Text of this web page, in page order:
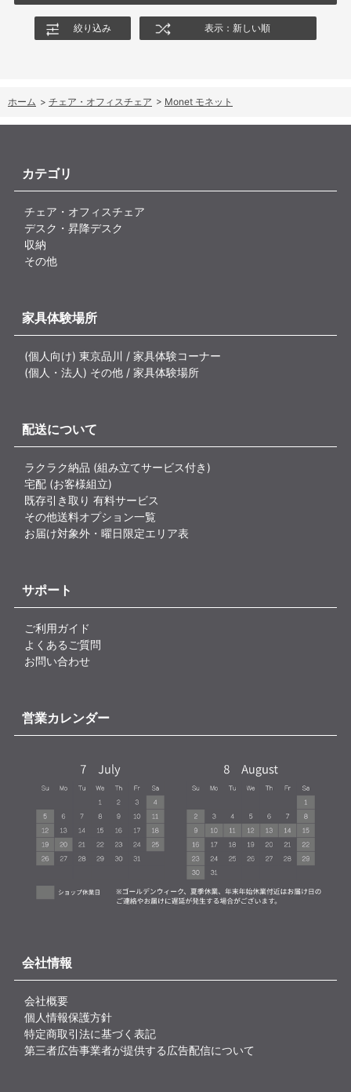
絞り込み 表示：新しい順
ホーム > チェア・オフィスチェア > Monet モネット
カテゴリ
チェア・オフィスチェア
デスク・昇降デスク
収納
その他
家具体験場所
(個人向け) 東京品川 / 家具体験コーナー
(個人・法人) その他 / 家具体験場所
配送について
ラクラク納品 (組み立てサービス付き)
宅配 (お客様組立)
既存引き取り 有料サービス
その他送料オプション一覧
お届け対象外・曜日限定エリア表
サポート
ご利用ガイド
よくあるご質問
お問い合わせ
営業カレンダー
会社情報
会社概要
個人情報保護方針
特定商取引法に基づく表記
第三者広告事業者が提供する広告配信について